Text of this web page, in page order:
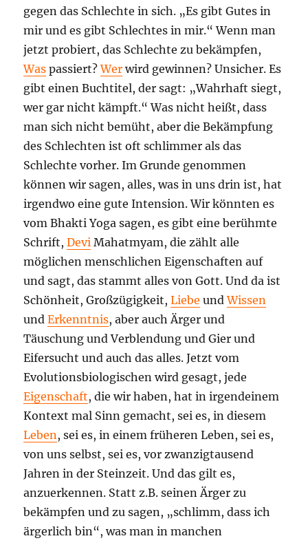
gegen das Schlechte in sich. „Es gibt Gutes in
mir und es gibt Schlechtes in mir.“ Wenn man
jetzt probiert, das Schlechte zu bekämpfen,
Was passiert?Wer wird gewinnen? Unsicher. Es
gibt einen Buchtitel, der sagt: „Wahrhaft siegt,
wer gar nicht kämpft.“ Was nicht heißt, dass
man sich nicht bemüht, aber die Bekämpfung
des Schlechten ist oft schlimmer als das
Schlechte vorher. Im Grunde genommen
können wir sagen, alles, was in uns drin ist, hat
irgendwo eine gute Intension. Wir könnten es
vom Bhakti Yoga sagen, es gibt eine berühmte
Schrift,Devi Mahatmyam, die zählt alle
möglichen menschlichen Eigenschaften auf
und sagt, das stammt alles von Gott. Und da ist
Schönheit, Großzügigkeit,Liebe undWissen
undErkenntnis, aber auch Ärger und
Täuschung und Verblendung und Gier und
Eifersucht und auch das alles. Jetzt vom
Evolutionsbiologischen wird gesagt, jede
Eigenschaft, die wir haben, hat in irgendeinem
Kontext mal Sinn gemacht, sei es, in diesem
Leben, sei es, in einem früheren Leben, sei es,
von uns selbst, sei es, vor zwanzigtausend
Jahren in der Steinzeit. Und das gilt es,
anzuerkennen. Statt z.B. seinen Ärger zu
bekämpfen und zu sagen, „schlimm, dass ich
ärgerlich bin“, was man in manchen